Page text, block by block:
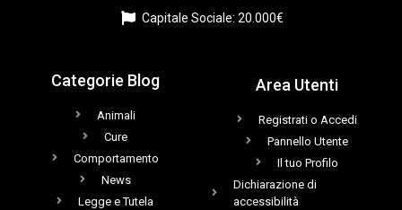
Capitale Sociale: 20.000€
Categorie Blog
Animali
Cure
Comportamento
News
Legge e Tutela
Area Utenti
Registrati o Accedi
Pannello Utente
Il tuo Profilo
Dichiarazione di
accessibilità